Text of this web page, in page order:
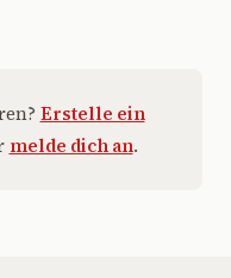
Erstelle ein
melde dich an.